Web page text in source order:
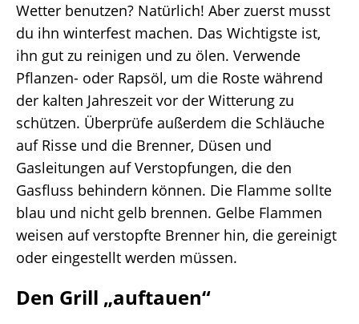
Wetter benutzen? Natürlich! Aber zuerst musst
du ihn winterfest machen. Das Wichtigste ist,
ihn gut zu reinigen und zu ölen. Verwende
Pflanzen- oder Rapsöl, um die Roste während
der kalten Jahreszeit vor der Witterung zu
schützen. Überprüfe außerdem die Schläuche
auf Risse und die Brenner, Düsen und
Gasleitungen auf Verstopfungen, die den
Gasfluss behindern können. Die Flamme sollte
blau und nicht gelb brennen. Gelbe Flammen
weisen auf verstopfte Brenner hin, die gereinigt
oder eingestellt werden müssen.
Den Grill „auftauen“